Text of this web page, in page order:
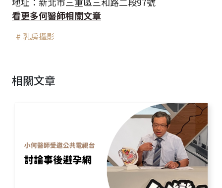
看更多何醫師相關文章
# 乳房攝影
相關文章